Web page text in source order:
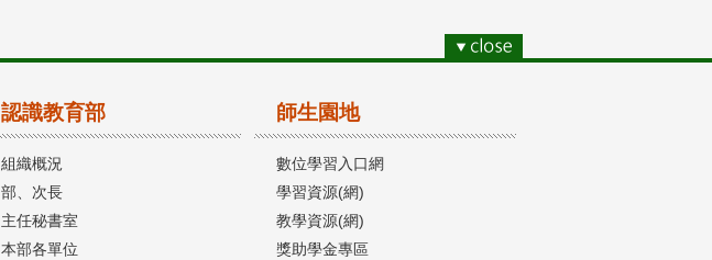
認識教育部
組織概況
部、次長
主任秘書室
本部各單位
師生園地
數位學習入口網
學習資源(網)
教學資源(網)
獎助學金專區